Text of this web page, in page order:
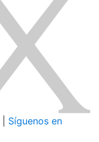
Síguenos en